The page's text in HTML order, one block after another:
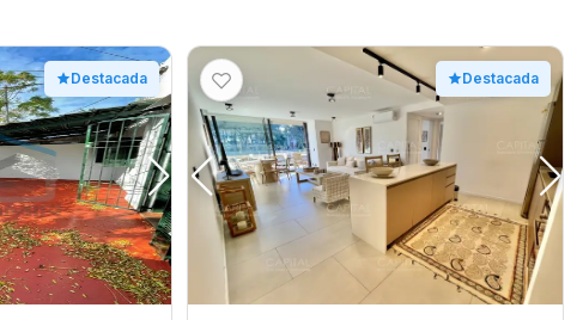
Destacada Destacada